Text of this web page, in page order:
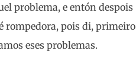
problema, e entón despois
rompedora, pois di, primeiro
eses problemas.